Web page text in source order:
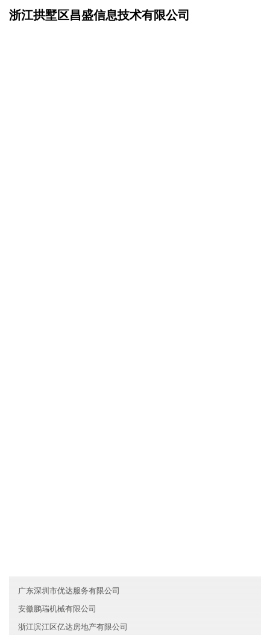
浙江拱墅区昌盛信息技术有限公司
广东深圳市优达服务有限公司
安徽鹏瑞机械有限公司
浙江滨江区亿达房地产有限公司